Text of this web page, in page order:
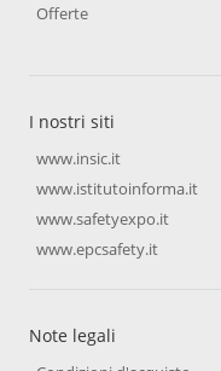
Offerte
I nostri siti
www.insic.it
www.istitutoinforma.it
www.safetyexpo.it
www.epcsafety.it
Note legali